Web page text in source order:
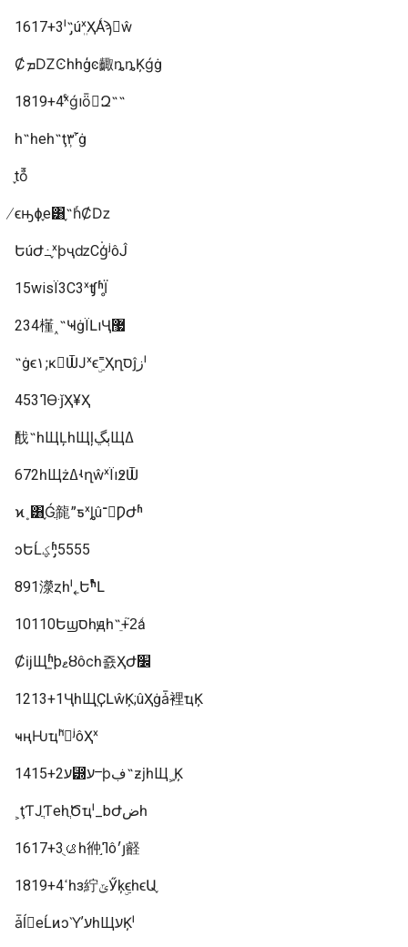
1617+3ˡ˵̡úܸˣҲǺϡٰŵ
ȻܡǱϾһһģͼ齱ȵȵĶǵġ
1819+4ˣͨǵıȫԶ˵˵
һ˵һеһ˵ţ٣˹̹֮ġ
֪tȫͬ
̸ϵԣɸ֪е͸֪˶һͬȻǲ
ԵúԺ߸֪ˣϸҷǳСģ᷸ʲôĴ
15wisΪ3С3ˣʧʱΪ̥
234㯵˰˵ҸġΪԼıҶ޷
˵ġϵ۱;ĸ򣡡ѾͿˣϵۣ˭Ҳղסĵزˡ
453ߣϴ·ǰҲ¥Ҳ
䣬˵һЩĻһЩļٻڲЩߡ
672һЩżߡʵղŵˣΪı߶Ѿ
ϰ˳͸֪Ǵֲ㡣ˮƽˣȴû־򡣶ǷԺʱ
ͻԵĹؼʱ̡5555
891濴ȥһˡ˿ԵʱᷢԼ
10110Եϣסһԭһ˵ֵ+2֮ǻ
ȻĳЩʱ̱þޱȣôϲһ죬ҲԺ׼
1213+1ҶһЩֻҪԼŵĶ;ûҲġǡ裡ҵĶ
ҹңǶҵʰ֮󣬾ʲôҲˣ
1415+2ע⵽עⲻϸڣ˶ƶϳһЩ˲֪Ķ
˲ţƬͿֲƬеһֲԾҵˡ_bԺضһ
1617+3ࡪֻһ㣡֣ߣô׳յ壡
1819+4ߵһз紵ݶӲķۣϵһϵԱ֪
ǡĺ𣿵еĹͷͻῪʼעһЩעĶˡ